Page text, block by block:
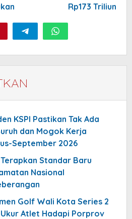
Rp173 Triliun
KSPI Pastikan Tak Ada
dan Mogok Kerja
September 2026
Terapkan Standar Baru
Nasional
Golf Wali Kota Series 2
Atlet Hadapi Porprov